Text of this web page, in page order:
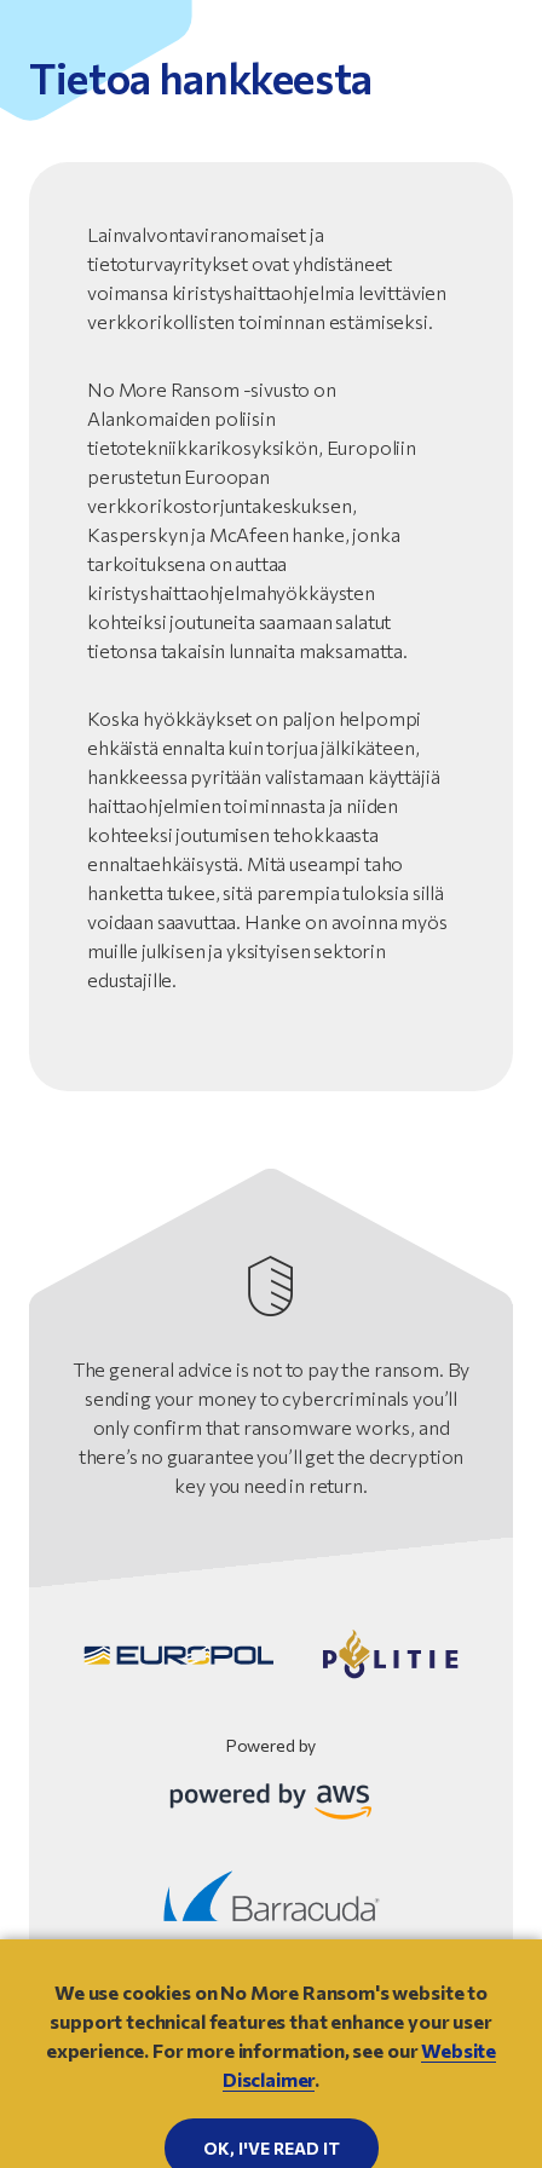
Tietoa hankkeesta
Lainvalvontaviranomaiset ja
tietoturvayritykset ovat yhdistäneet
voimansa kiristyshaittaohjelmia levittävien
verkkorikollisten toiminnan estämiseksi.
No More Ransom -sivusto on
Alankomaiden poliisin
tietotekniikkarikosyksikön, Europoliin
perustetun Euroopan
verkkorikostorjuntakeskuksen,
Kasperskyn ja McAfeen hanke, jonka
tarkoituksena on auttaa
kiristyshaittaohjelmahyökkäysten
kohteiksi joutuneita saamaan salatut
tietonsa takaisin lunnaita maksamatta.
Koska hyökkäykset on paljon helpompi
ehkäistä ennalta kuin torjua jälkikäteen,
hankkeessa pyritään valistamaan käyttäjiä
haittaohjelmien toiminnasta ja niiden
kohteeksi joutumisen tehokkaasta
ennaltaehkäisystä. Mitä useampi taho
hanketta tukee, sitä parempia tuloksia sillä
voidaan saavuttaa. Hanke on avoinna myös
muille julkisen ja yksityisen sektorin
edustajille.
The general advice is not to pay the ransom. By
sending your money to cybercriminals you’ll
only confirm that ransomware works, and
there’s no guarantee you’ll get the decryption
key you need in return.
Powered by
© 2021- NO MORE RANSOM
PALAA ALKUUN
We use cookies on No More Ransom's website to
support technical features that enhance your user
experience. For more information, see ourWebsite
Disclaimer.
OK, I'VE READ IT